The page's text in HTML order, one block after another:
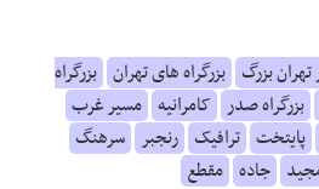
بزرگ بزرگراه های تهران بزرگراه
بزرگراه صدر کامرانیه مسیر غرب
پایتخت ترافیک رنجبر سرهنگ
جاده مقطع